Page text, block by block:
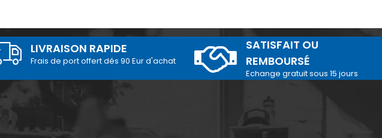
LIVRAISON RAPIDE
Frais de port offert dés 90 Eur d'achat
SATISFAIT OU
REMBOURSÉ
Echange gratuit sous 15 jours